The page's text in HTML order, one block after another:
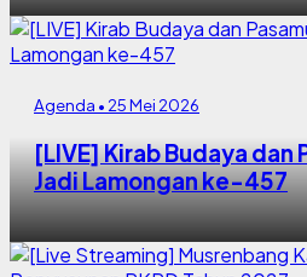
Agenda • 25 Mei 2026
[LIVE] Kirab Budaya dan
Jadi Lamongan ke-457